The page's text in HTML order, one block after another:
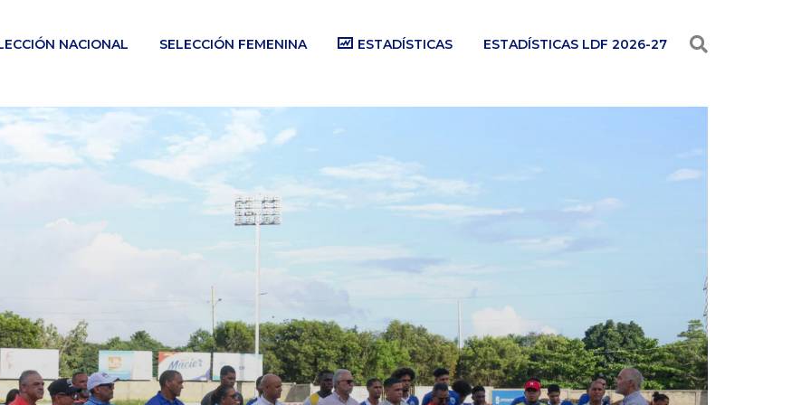
NACIONAL SELECCIÓN FEMENINA ESTADÍSTICAS ESTADÍSTICAS LDF 2026-27